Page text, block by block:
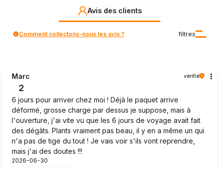
Avis des clients
filtres
Comment collectons-nous les avis ?
Marc vérifié
2
6 jours pour arriver chez moi ! Déjà le paquet arrive
déformé, grosse charge par dessus je suppose, mais à
l'ouverture, j'ai vite vu que les 6 jours de voyage avait fait
des dégâts. Plants vraiment pas beau, il y en a même un qui
n'a pas de tige du tout ! Je vais voir s'ils vont reprendre,
mais j'ai des doutes !!!
2026-06-30